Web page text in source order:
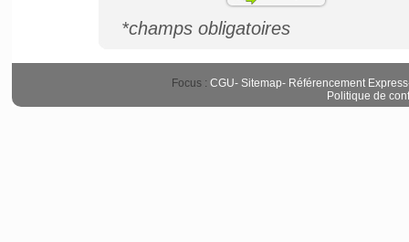
*champs obligatoires
Focus : CGU- Sitemap- Référencement Express
Politique de